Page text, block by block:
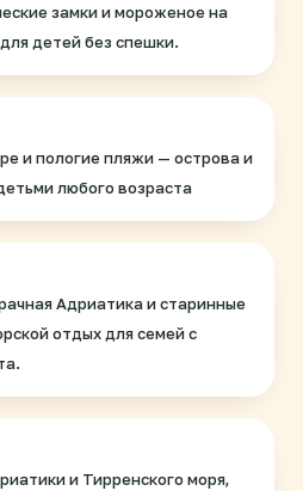
замки и мороженое на
детей без спешки.
и пологие пляжи — острова и
любого возраста
Адриатика и старинные
отдых для семей с
и Тирренского моря,